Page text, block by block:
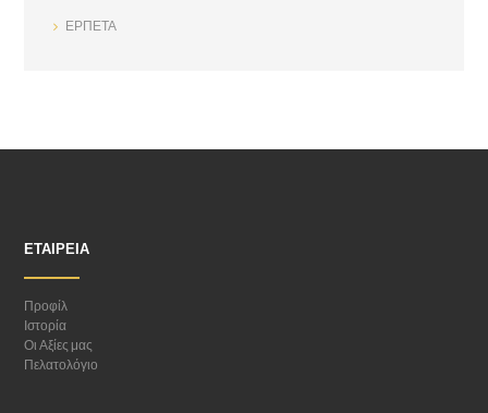
ΕΡΠΕΤΑ
ΕΤΑΙΡΕΊΑ
Προφίλ
Ιστορία
Οι Αξίες μας
Πελατολόγιο